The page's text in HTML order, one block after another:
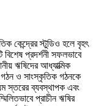
কেন্দ্রের স্টুডিও হলে বৃহৎ
প্রদর্শনী সফলভাবে
ঋষিদের আধ্যাত্মিক
গঠন ও সাংস্কৃতিক গঠনকে
স্তরের ব্যবস্থাপক এবং
প্রাচীন ঋষির